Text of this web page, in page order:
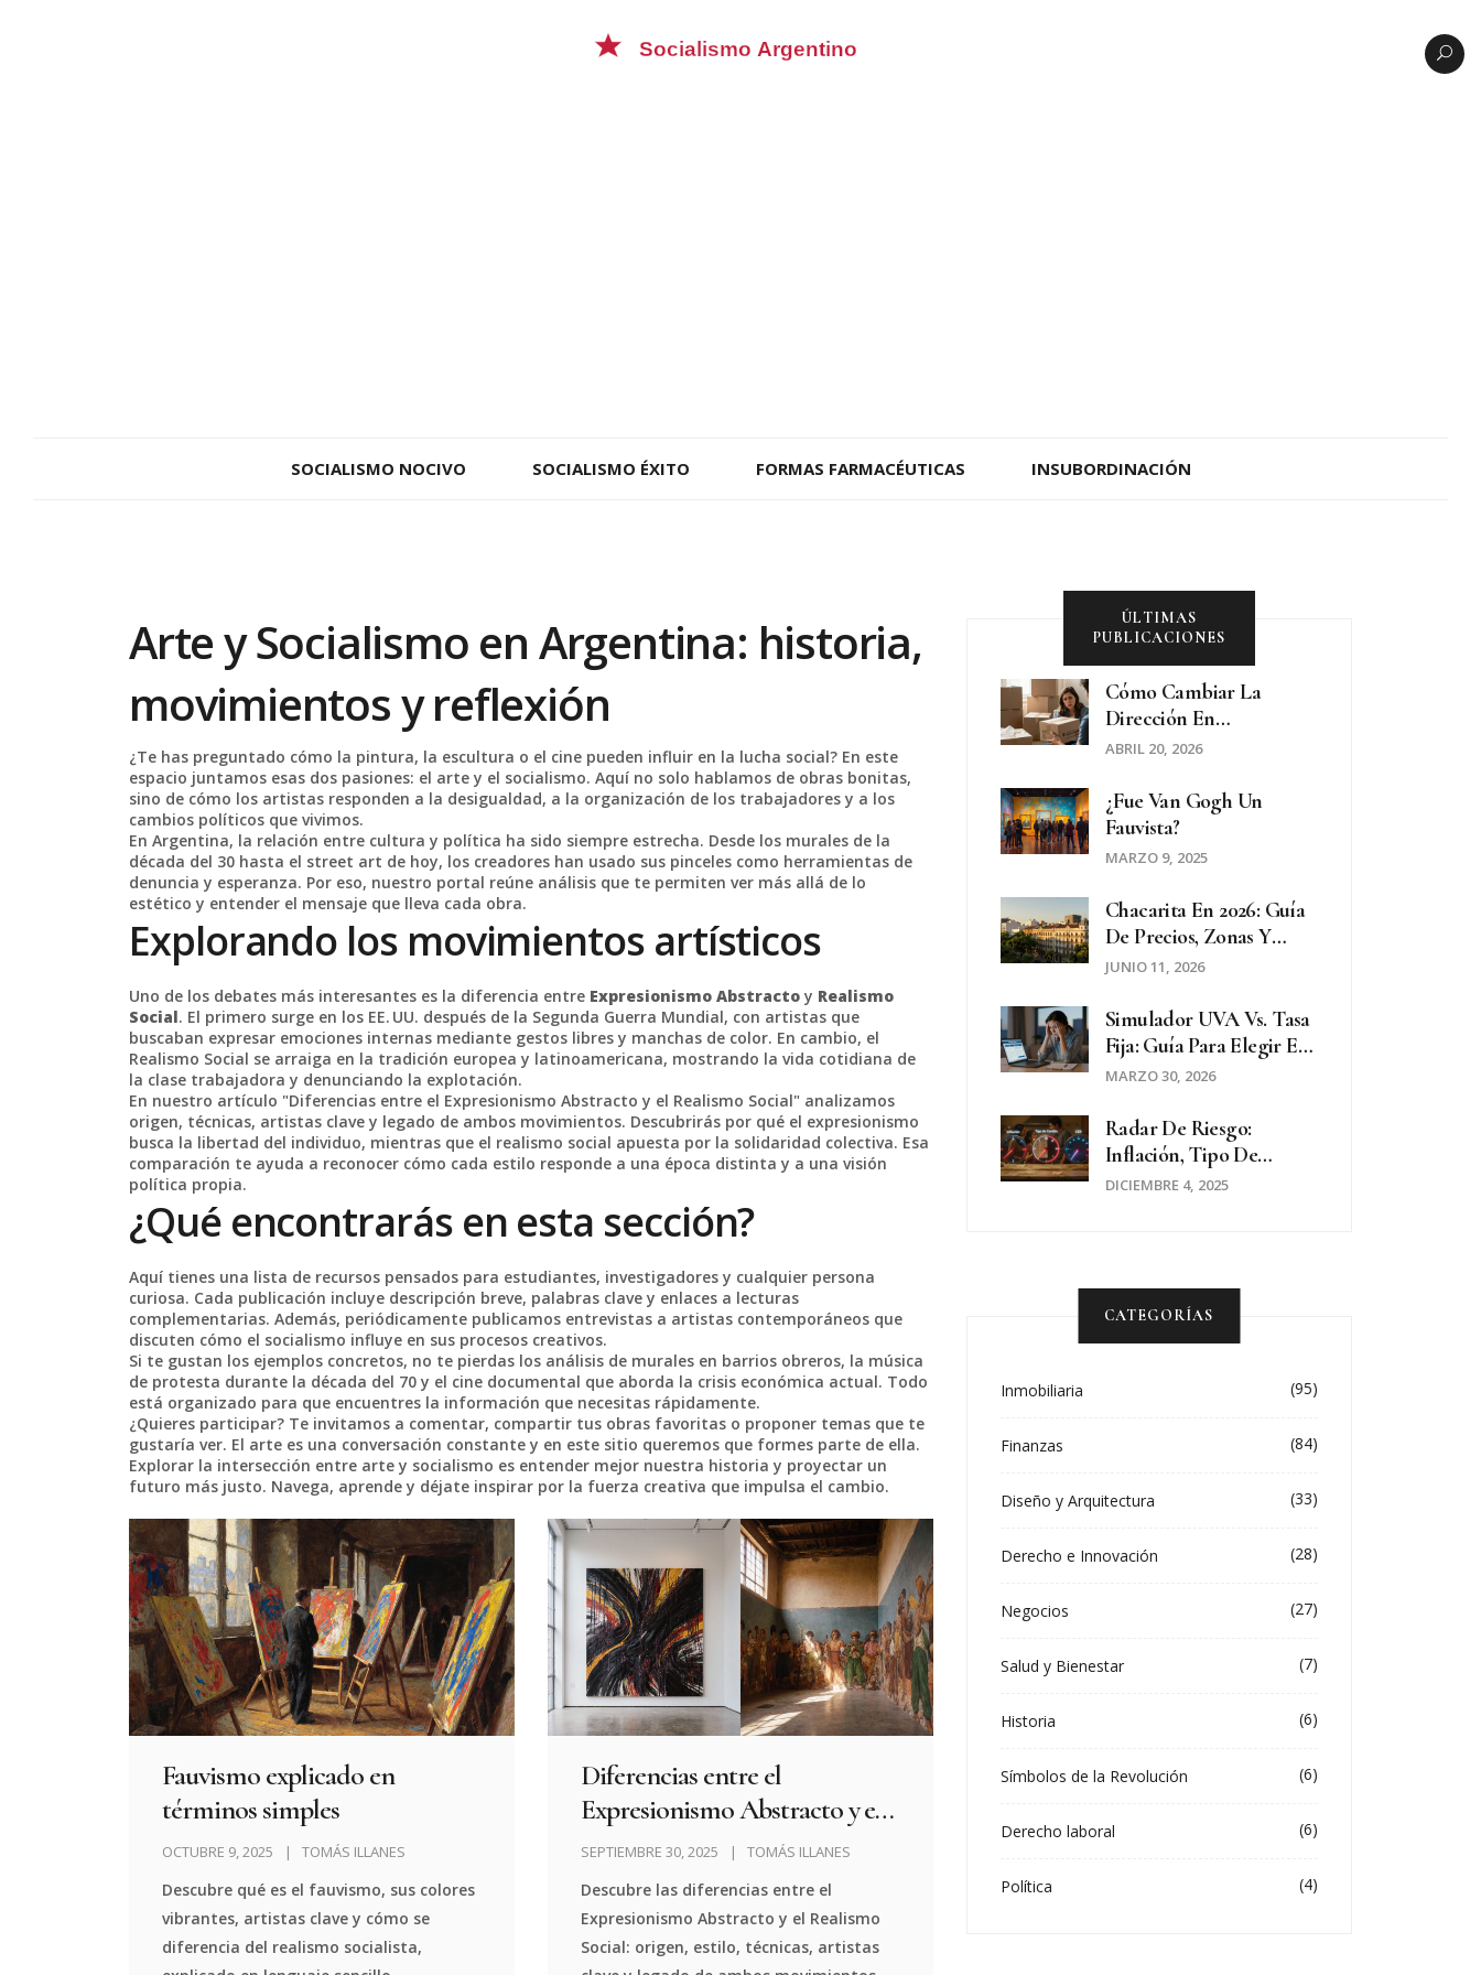
SOCIALISMO NOCIVO SOCIALISMO ÉXITO FORMAS FARMACÉUTICAS INSUBORDINACIÓN
Arte y Socialismo en Argentina: historia,
movimientos y reflexión
¿Te has preguntado cómo la pintura, la escultura o el cine pueden influir en la lucha social? En este
espacio juntamos esas dos pasiones: el arte y el socialismo. Aquí no solo hablamos de obras bonitas,
sino de cómo los artistas responden a la desigualdad, a la organización de los trabajadores y a los
cambios políticos que vivimos.
En Argentina, la relación entre cultura y política ha sido siempre estrecha. Desde los murales de la
década del 30 hasta el street art de hoy, los creadores han usado sus pinceles como herramientas de
denuncia y esperanza. Por eso, nuestro portal reúne análisis que te permiten ver más allá de lo
estético y entender el mensaje que lleva cada obra.
Explorando los movimientos artísticos
Uno de los debates más interesantes es la diferencia entre Expresionismo Abstracto y Realismo
Social. El primero surge en los EE. UU. después de la Segunda Guerra Mundial, con artistas que
buscaban expresar emociones internas mediante gestos libres y manchas de color. En cambio, el
Realismo Social se arraiga en la tradición europea y latinoamericana, mostrando la vida cotidiana de
la clase trabajadora y denunciando la explotación.
En nuestro artículo "Diferencias entre el Expresionismo Abstracto y el Realismo Social" analizamos
origen, técnicas, artistas clave y legado de ambos movimientos. Descubrirás por qué el expresionismo
busca la libertad del individuo, mientras que el realismo social apuesta por la solidaridad colectiva. Esa
comparación te ayuda a reconocer cómo cada estilo responde a una época distinta y a una visión
política propia.
¿Qué encontrarás en esta sección?
Aquí tienes una lista de recursos pensados para estudiantes, investigadores y cualquier persona
curiosa. Cada publicación incluye descripción breve, palabras clave y enlaces a lecturas
complementarias. Además, periódicamente publicamos entrevistas a artistas contemporáneos que
discuten cómo el socialismo influye en sus procesos creativos.
Si te gustan los ejemplos concretos, no te pierdas los análisis de murales en barrios obreros, la música
de protesta durante la década del 70 y el cine documental que aborda la crisis económica actual. Todo
está organizado para que encuentres la información que necesitas rápidamente.
¿Quieres participar? Te invitamos a comentar, compartir tus obras favoritas o proponer temas que te
gustaría ver. El arte es una conversación constante y en este sitio queremos que formes parte de ella.
Explorar la intersección entre arte y socialismo es entender mejor nuestra historia y proyectar un
futuro más justo. Navega, aprende y déjate inspirar por la fuerza creativa que impulsa el cambio.
Fauvismo explicado en
términos simples
OCTUBRE 9, 2025 TOMÁS ILLANES
Descubre qué es el fauvismo, sus colores
vibrantes, artistas clave y cómo se
diferencia del realismo socialista,
Diferencias entre el
Expresionismo Abstracto y el
Realismo Social
SEPTIEMBRE 30, 2025 TOMÁS ILLANES
Descubre las diferencias entre el
Expresionismo Abstracto y el Realismo
Social: origen, estilo, técnicas, artistas
ÚLTIMAS
PUBLICACIONES
Cómo Cambiar La
Dirección En
Suscripciones Y
ABRIL 20, 2026
¿Fue Van Gogh Un
Fauvista?
MARZO 9, 2025
Chacarita En 2026: Guía
De Precios, Zonas Y
Oferta De
JUNIO 11, 2026
Simulador UVA Vs. Tasa
Fija: Guía Para Elegir En
2026
MARZO 30, 2026
Radar De Riesgo:
Inflación, Tipo De
Cambio Y CER En La
DICIEMBRE 4, 2025
CATEGORÍAS
Inmobiliaria (95)
Finanzas (84)
Diseño y Arquitectura (33)
Derecho e Innovación (28)
Negocios (27)
Salud y Bienestar (7)
Historia (6)
Símbolos de la Revolución (6)
Derecho laboral (6)
Política (4)